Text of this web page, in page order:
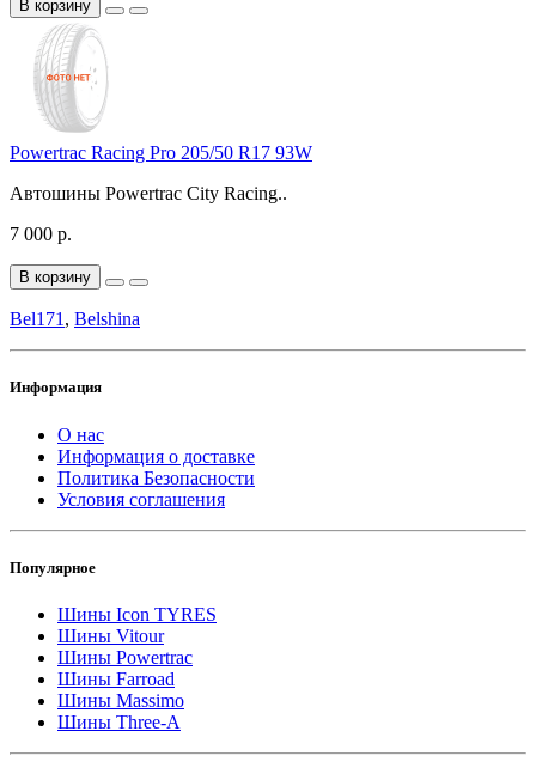
В корзину
Powertrac Racing Pro 205/50 R17 93W
Автошины Powertrac City Racing..
7 000 р.
В корзину
Bel171 , Belshina
Информация
О нас
Информация о доставке
Политика Безопасности
Условия соглашения
Популярное
Шины Icon TYRES
Шины Vitour
Шины Powertrac
Шины Farroad
Шины Massimo
Шины Three-A